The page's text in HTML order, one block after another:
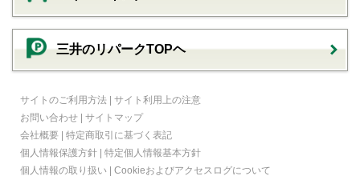
三井のリパークTOPヘ
サイトのご利用方法 | サイト利用上の注意
お問い合わせ | サイトマップ
会社概要 | 特定商取引に基づく表記
個人情報保護方針 | 特定個人情報基本方針
個人情報の取り扱い | Cookieおよびアクセスログについて